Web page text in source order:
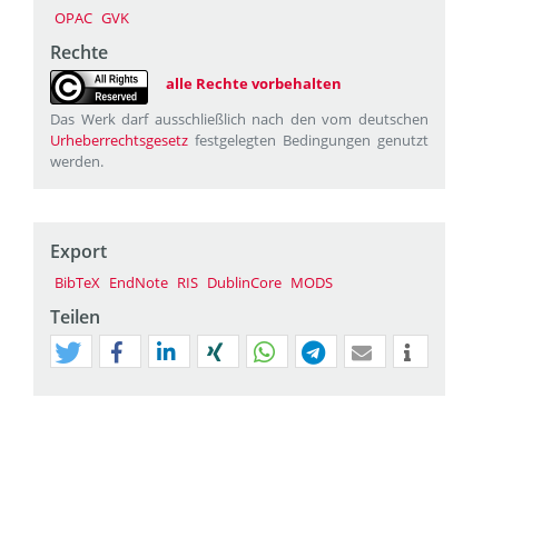
OPAC GVK
Rechte
alle Rechte vorbehalten
Das Werk darf ausschließlich nach den vom deutschen
Urheberrechtsgesetz festgelegten Bedingungen genutzt
werden.
Export
BibTeX EndNote RIS DublinCore MODS
Teilen